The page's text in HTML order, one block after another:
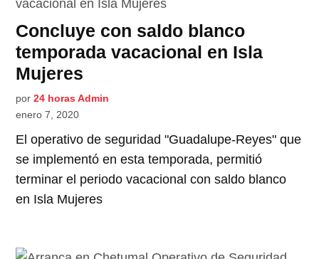
Concluye con saldo blanco
temporada vacacional en Isla
Mujeres
por 24 horas Admin
enero 7, 2020
El operativo de seguridad "Guadalupe-Reyes" que
se implementó en esta temporada, permitió
terminar el periodo vacacional con saldo blanco
en Isla Mujeres